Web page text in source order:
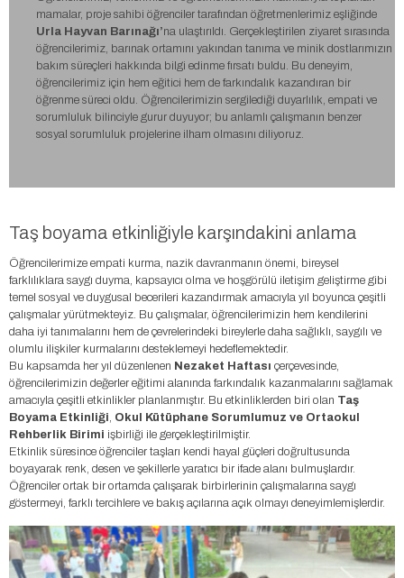
mamalar, proje sahibi öğrenciler tarafından öğretmenlerimiz eşliğinde
Urla Hayvan Barınağı’na ulaştırıldı. Gerçekleştirilen ziyaret sırasında
öğrencilerimiz, barınak ortamını yakından tanıma ve minik dostlarımızın
bakım süreçleri hakkında bilgi edinme fırsatı buldu. Bu deneyim,
öğrencilerimiz için hem eğitici hem de farkındalık kazandıran bir
öğrenme süreci oldu. Öğrencilerimizin sergilediği duyarlılık, empati ve
sorumluluk bilinciyle gurur duyuyor; bu anlamlı çalışmanın benzer
sosyal sorumluluk projelerine ilham olmasını diliyoruz.
Taş boyama etkinliğiyle karşındakini anlama
Öğrencilerimize empati kurma, nazik davranmanın önemi, bireysel
farklılıklara saygı duyma, kapsayıcı olma ve hoşgörülü iletişim geliştirme gibi
temel sosyal ve duygusal becerileri kazandırmak amacıyla yıl boyunca çeşitli
çalışmalar yürütmekteyiz. Bu çalışmalar, öğrencilerimizin hem kendilerini
daha iyi tanımalarını hem de çevrelerindeki bireylerle daha sağlıklı, saygılı ve
olumlu ilişkiler kurmalarını desteklemeyi hedeflemektedir.
Bu kapsamda her yıl düzenlenen Nezaket Haftası çerçevesinde,
öğrencilerimizin değerler eğitimi alanında farkındalık kazanmalarını sağlamak
amacıyla çeşitli etkinlikler planlanmıştır. Bu etkinliklerden biri olan Taş
Boyama Etkinliği, Okul Kütüphane Sorumlumuz ve Ortaokul
Rehberlik Birimi işbirliği ile gerçekleştirilmiştir.
Etkinlik süresince öğrenciler taşları kendi hayal güçleri doğrultusunda
boyayarak renk, desen ve şekillerle yaratıcı bir ifade alanı bulmuşlardır.
Öğrenciler ortak bir ortamda çalışarak birbirlerinin çalışmalarına saygı
göstermeyi, farklı tercihlere ve bakış açılarına açık olmayı deneyimlemişlerdir.